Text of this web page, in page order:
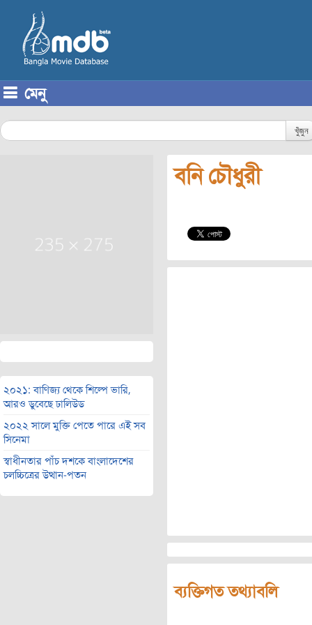
মেনু
খুঁজুন
২০২১: বাণিজ্য থেকে শিল্পে ভারি,
আরও ডুবেছে ঢালিউড
২০২২ সালে মুক্তি পেতে পারে এই সব
সিনেমা
স্বাধীনতার পাঁচ দশকে বাংলাদেশের
চলচ্চিত্রের উত্থান-পতন
বনি চৌধুরী
ব্যক্তিগত তথ্যাবলি